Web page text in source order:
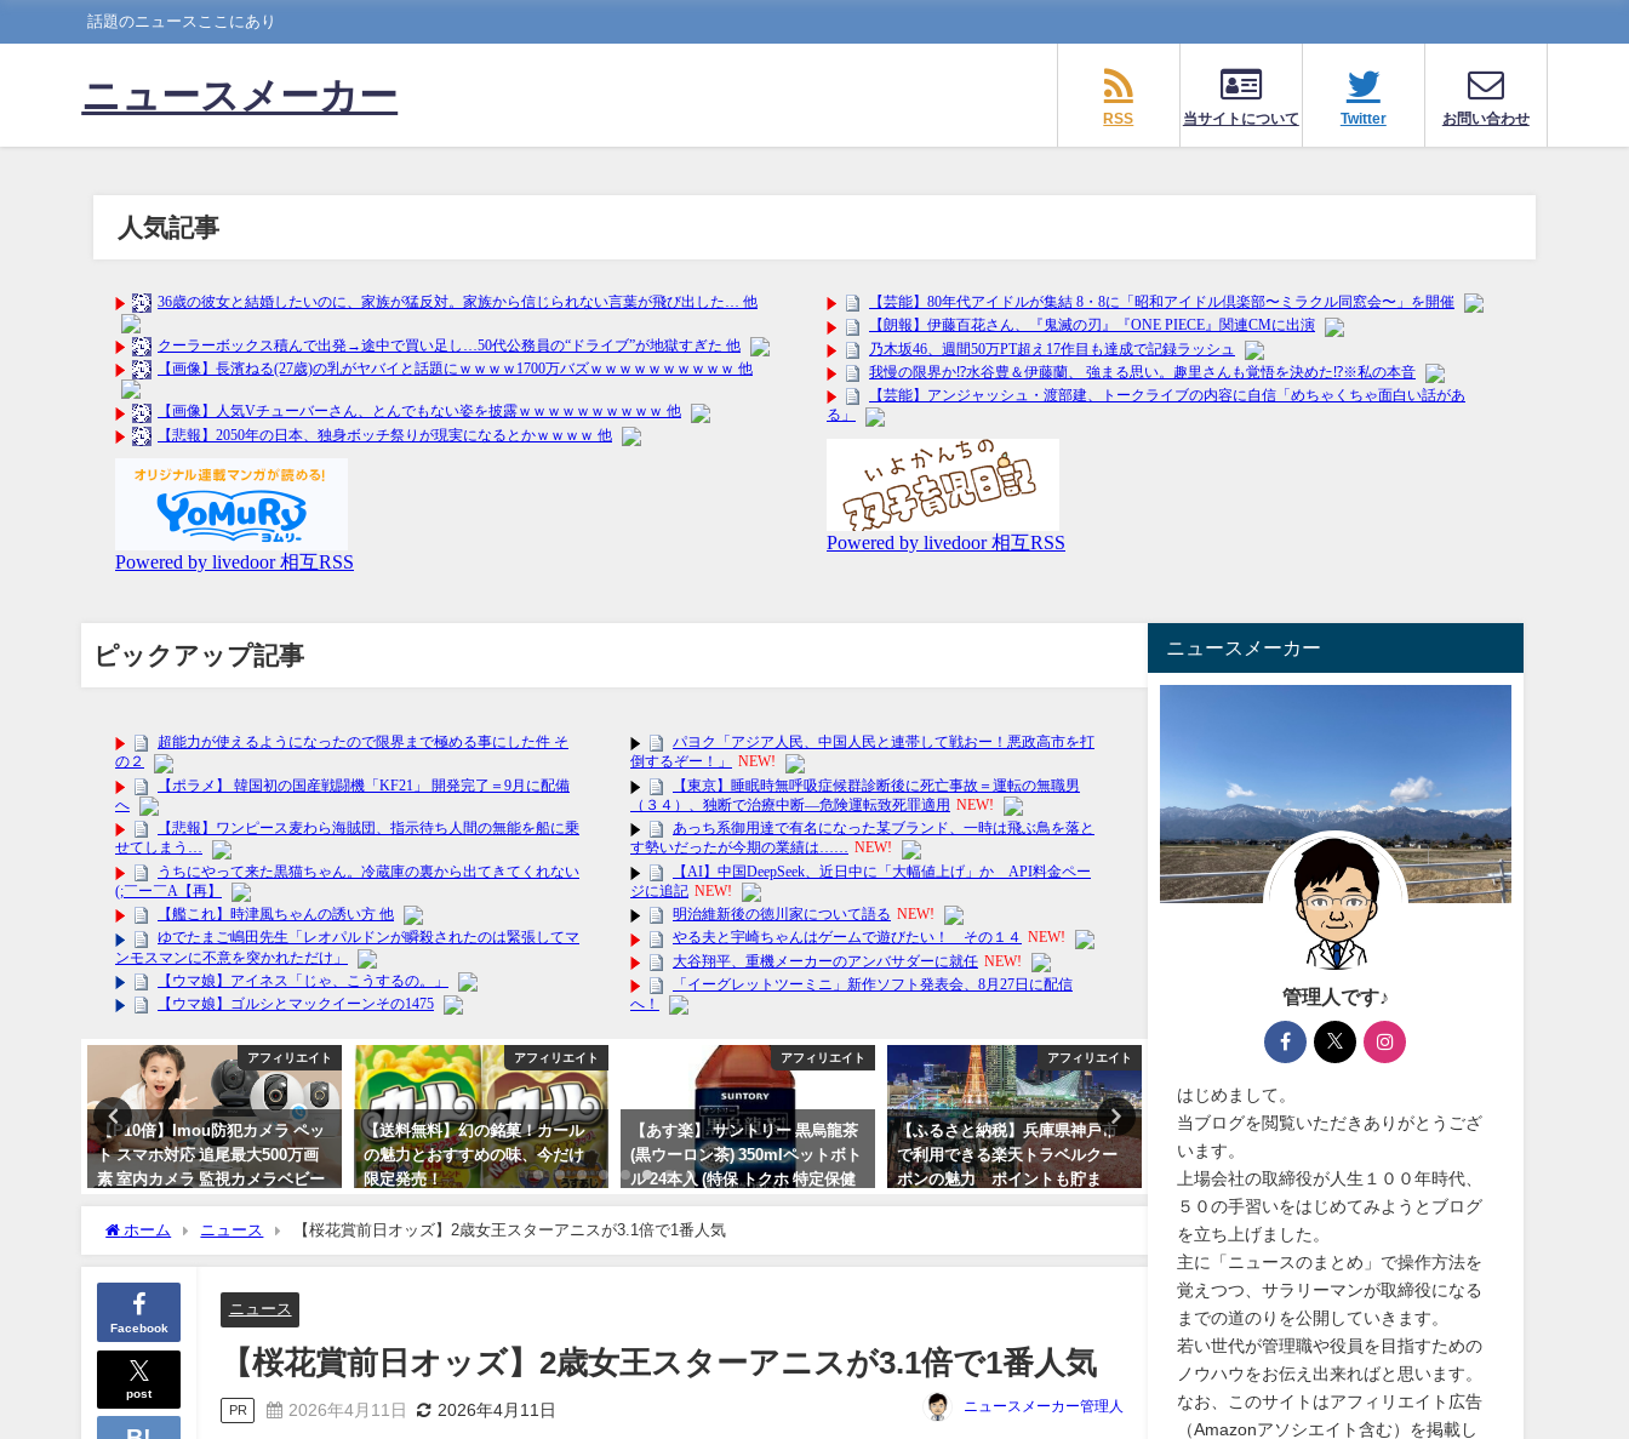
話題のニュースここにあり
ニュースメーカー
RSS 当サイトについて Twitter お問い合わせ
人気記事
ピックアップ記事
アフィリエイト
【P10倍】Imou防犯カメラ ペッ
ト スマホ対応 追尾最大500万画
素 室内カメラ 監視カメラベビー
カメラ 1年保証 送料無料
2024年3月3日
アフィリエイト
【送料無料】幻の銘菓！カール
の魅力とおすすめの味、今だけ
限定発売！
アフィリエイト
【あす楽】 サントリー 黒烏龍茶
(黒ウーロン茶) 350mlペットボト
ル 24本入 (特保 トクホ 特定保健
用食品)
2024年2月18日
アフィリエイト
【ふるさと納税】兵庫県神戸市
で利用できる楽天トラベルクー
ポンの魅力 ポイントも貯ま
る！
芸能・エンタメ
【ジャニーズ】キスマイ、なに
わ男子に続きA.B.C-Zの塚田僚一
もかぁ！ジャニタレと付き合う
にはセクシー女優になるべし！
2023年10月5日
五月人形の魅力とは？コン
う！数量限定で送料無料！
2024年2月11日
ホーム ニュース 【桜花賞前日オッズ】2歳女王スターアニスが3.1倍で1番人気
Facebook
post
ニュース
【桜花賞前日オッズ】2歳女王スターアニスが3.1倍で1番人気
PR 2026年4月11日 2026年4月11日 ニュースメーカー管理人
ニュースメーカー
管理人です♪
はじめまして。
当ブログを閲覧いただきありがとうござ
います。
上場会社の取締役が人生１００年時代、
５０の手習いをはじめてみようとブログ
を立ち上げました。
主に「ニュースのまとめ」で操作方法を
覚えつつ、サラリーマンが取締役になる
までの道のりを公開していきます。
若い世代が管理職や役員を目指すための
ノウハウをお伝え出来ればと思います。
なお、このサイトはアフィリエイト広告
（Amazonアソシエイト含む）を掲載し